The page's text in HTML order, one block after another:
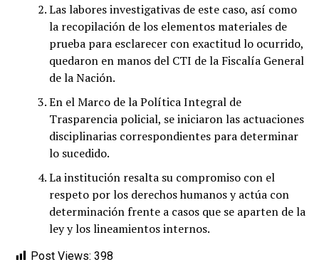
Las labores investigativas de este caso, así como
la recopilación de los elementos materiales de
prueba para esclarecer con exactitud lo ocurrido,
quedaron en manos del CTI de la Fiscalía General
de la Nación.
En el Marco de la Política Integral de
Trasparencia policial, se iniciaron las actuaciones
disciplinarias correspondientes para determinar
lo sucedido.
La institución resalta su compromiso con el
respeto por los derechos humanos y actúa con
determinación frente a casos que se aparten de la
ley y los lineamientos internos.
Post Views: 398